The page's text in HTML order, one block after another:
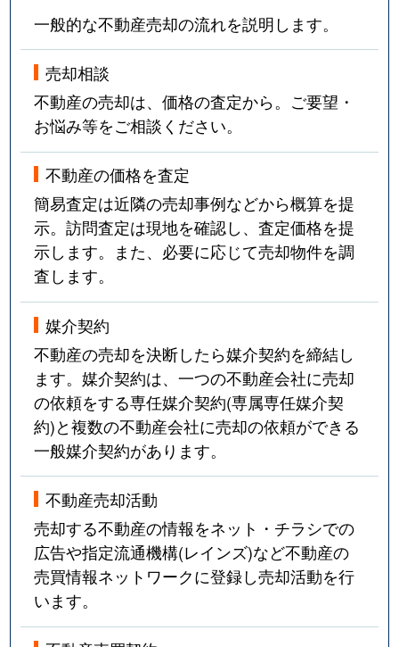
一般的な不動産売却の流れを説明します。
売却相談
不動産の売却は、価格の査定から。ご要望・
お悩み等をご相談ください。
不動産の価格を査定
簡易査定は近隣の売却事例などから概算を提
示。訪問査定は現地を確認し、査定価格を提
示します。また、必要に応じて売却物件を調
査します。
媒介契約
不動産の売却を決断したら媒介契約を締結し
ます。媒介契約は、一つの不動産会社に売却
の依頼をする専任媒介契約(専属専任媒介契
約)と複数の不動産会社に売却の依頼ができる
一般媒介契約があります。
不動産売却活動
売却する不動産の情報をネット・チラシでの
広告や指定流通機構(レインズ)など不動産の
売買情報ネットワークに登録し売却活動を行
います。